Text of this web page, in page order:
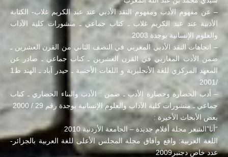
– عن مفهوم الأدب ومفهوم النقد الأدبي عند عبد الكريم غلاب- الكتابة
الأدبية عند عبد الكريم غلاب ـ كتاب جماعي ـ منشورات كلية الآداب
والعلوم الإنسانية بوجدة 2003
– اتجاهات النقد الأدبي المغربي في النصف الثاني من القرن العشرين ـ
ضمن الأدب المغاربي في القرن العشرين ـ كتاب جماعي ـ صادر عن
المعهد المركزي للغة الأنجليزية و اللغات الأجنبية ـ حيدر آباد ـ الهند ط1
/2001
– أدب الحضارة وحضارة الأدب ـ ضمن : الأدب والبناء الحضاري ـ كتاب
جماعي ـ منشورات كلية الآداب والعلوم الإنسانية بوجدة رقم 29 / 2000
بعض الأبحاث الأخيرة :
“أنا”الشعر مجلة أقلام جديدة – الجامعة الأردنية 2010
اللغة العربية: واقع وآفاق مجلة المجلس الأعلى للغة العربية بالجزائر-
عدد خاص دجنبر2009